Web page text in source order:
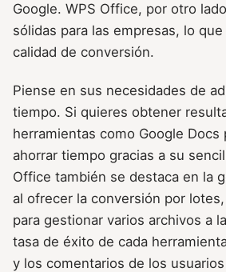
Google. WPS Office, por otro
sólidas para las empresas, lo
calidad de conversión.
Piense en sus necesidades de
tiempo. Si quieres obtener
herramientas como Google
ahorrar tiempo gracias a su
Office también se destaca en la
al ofrecer la conversión por
para gestionar varios archivos a
tasa de éxito de cada
y los comentarios de los